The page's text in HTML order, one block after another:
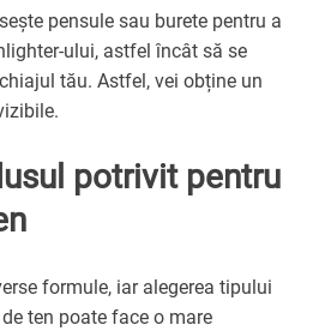
pensule sau burete pentru a
ului, astfel încât să se
tău. Astfel, vei obține un
potrivit pentru
formule, iar alegerea tipului
ten poate face o mare